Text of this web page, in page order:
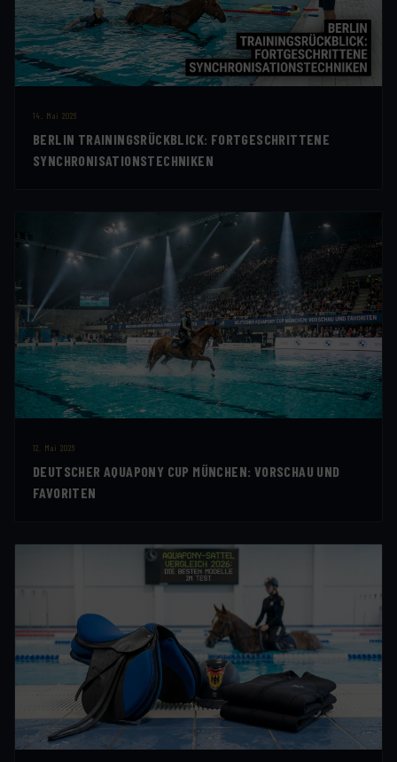
14. Mai 2026
BERLIN TRAININGSRÜCKBLICK: FORTGESCHRITTENE
SYNCHRONISATIONSTECHNIKEN
12. Mai 2026
DEUTSCHER AQUAPONY CUP MÜNCHEN: VORSCHAU UND
FAVORITEN